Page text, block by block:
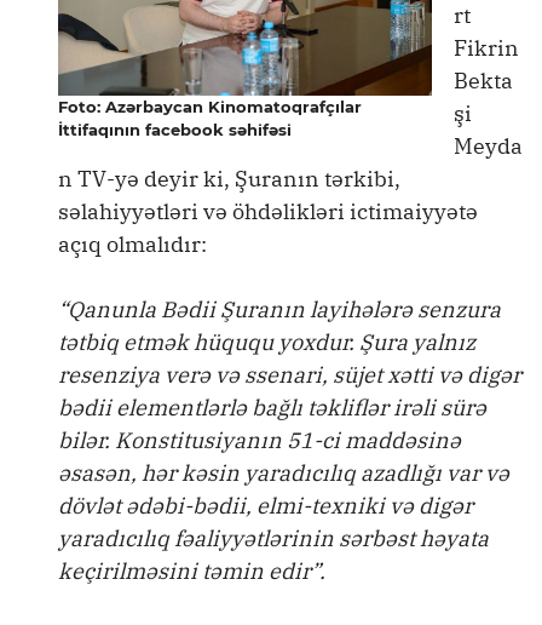
Foto: Azərbaycan Kinomatoqrafçılar
İttifaqının facebook səhifəsi
rt
Fikrin
Bekta
şi
Meyda
n TV-yə deyir ki, Şuranın tərkibi,
səlahiyyətləri və öhdəlikləri ictimaiyyətə
açıq olmalıdır:
“Qanunla Bədii Şuranın layihələrə senzura
tətbiq etmək hüququ yoxdur. Şura yalnız
resenziya verə və ssenari, süjet xətti və digər
bədii elementlərlə bağlı təkliflər irəli sürə
bilər. Konstitusiyanın 51-ci maddəsinə
əsasən, hər kəsin yaradıcılıq azadlığı var və
dövlət ədəbi-bədii, elmi-texniki və digər
yaradıcılıq fəaliyyətlərinin sərbəst həyata
keçirilməsini təmin edir”.